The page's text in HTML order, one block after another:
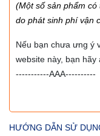
(Một số sản phẩm
do phát sinh phí vận
Nếu bạn chưa ưng ý
website này, bạn
-----------AAA----------
HƯỚNG DẪN SỬ